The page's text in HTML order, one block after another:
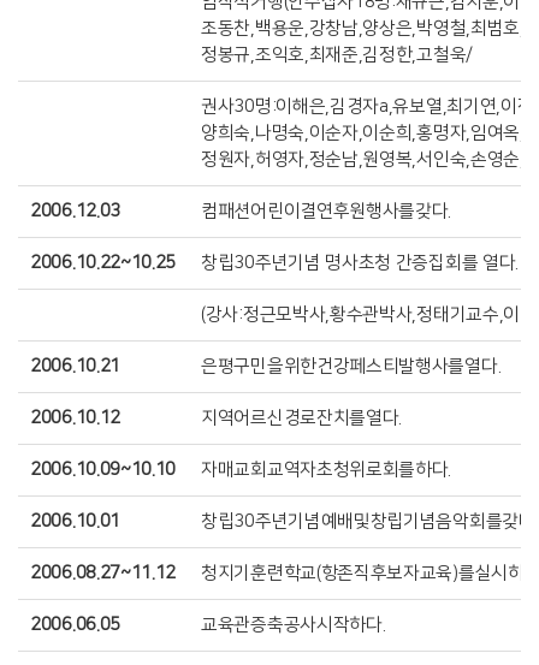
조동찬,백용운,강창남,양상은,박영철,최범호,
정봉규,조익호,최재준,김정한,고철욱/
권사30명:이해은,김경자a,유보열,최기연,이정
양희숙,나명숙,이순자,이순희,홍명자,임여옥,
정원자,허영자,정순남,원영복,서인숙,손영순,
2006.12.03 컴패션어린이결연후원행사를갖다.
2006.10.22~10.25 창립30주년기념 명사초청 간증집회를 열다.
(강사:정근모박사,황수관박사,정태기교수,이
2006.10.21 은평구민을위한건강페스티발행사를열다.
2006.10.12 지역어르신경로잔치를열다.
2006.10.09~10.10 자매교회교역자초청위로회를하다.
2006.10.01 창립30주년기념예배및창립기념음악회를갖다.
2006.08.27~11.12 청지기훈련학교(항존직후보자교육)를실시하
2006.06.05 교육관증축공사시작하다.